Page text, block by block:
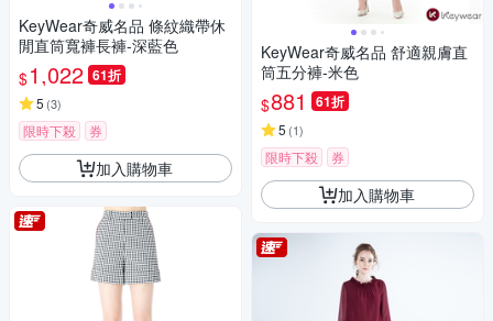
KeyWear奇威名品 條紋織帶休
閒直筒寬褲長褲-深藍色
$1,022 61折
5 (3)
限時下殺 券
加入購物車
KeyWear奇威名品 舒適親膚直
筒五分褲-米色
$881 61折
5 (1)
限時下殺 券
加入購物車